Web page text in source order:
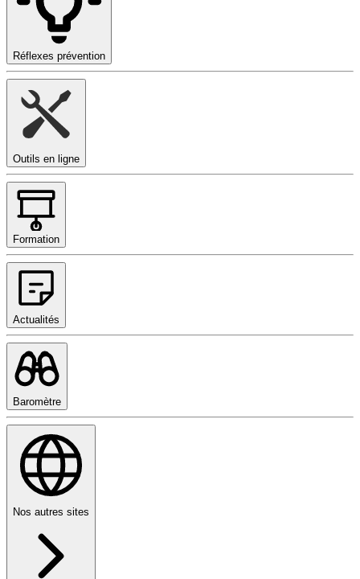
Réflexes prévention
Outils en ligne
Formation
Actualités
Baromètre
Nos autres sites